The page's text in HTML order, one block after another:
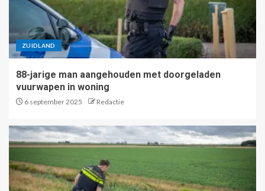
ZUIDLAND
88-jarige man aangehouden met doorgeladen
vuurwapen in woning
6 september 2025 Redactie